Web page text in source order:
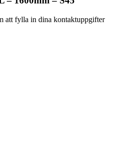
att fylla in dina kontaktuppgifter